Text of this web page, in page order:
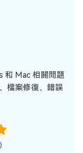
和 Mac 相關問題
檔案修復、錯誤